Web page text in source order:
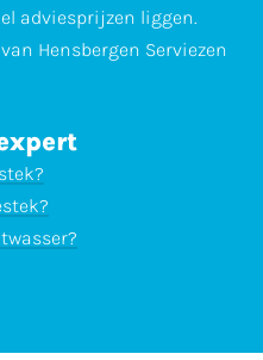
adviesprijzen liggen.
Hensbergen Serviezen